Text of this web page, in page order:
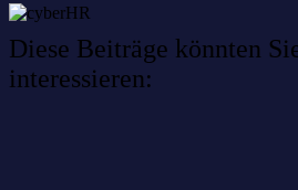
Diese Beiträge könnten
interessieren: